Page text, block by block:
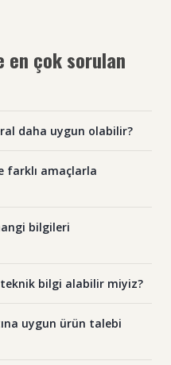
en çok sorulan
daha uygun olabilir?
farklı amaçlarla
bilgileri
bilgi alabilir miyiz?
uygun ürün talebi